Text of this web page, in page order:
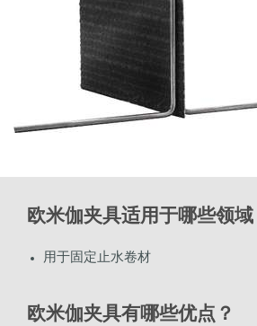
欧米伽夹具适用于哪些领域
用于固定止水卷材
欧米伽夹具有哪些优点？